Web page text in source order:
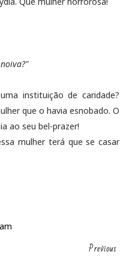
instituição de caridade?
que o havia esnobado. O
ao seu bel-prazer!
mulher terá que se casar
Previous